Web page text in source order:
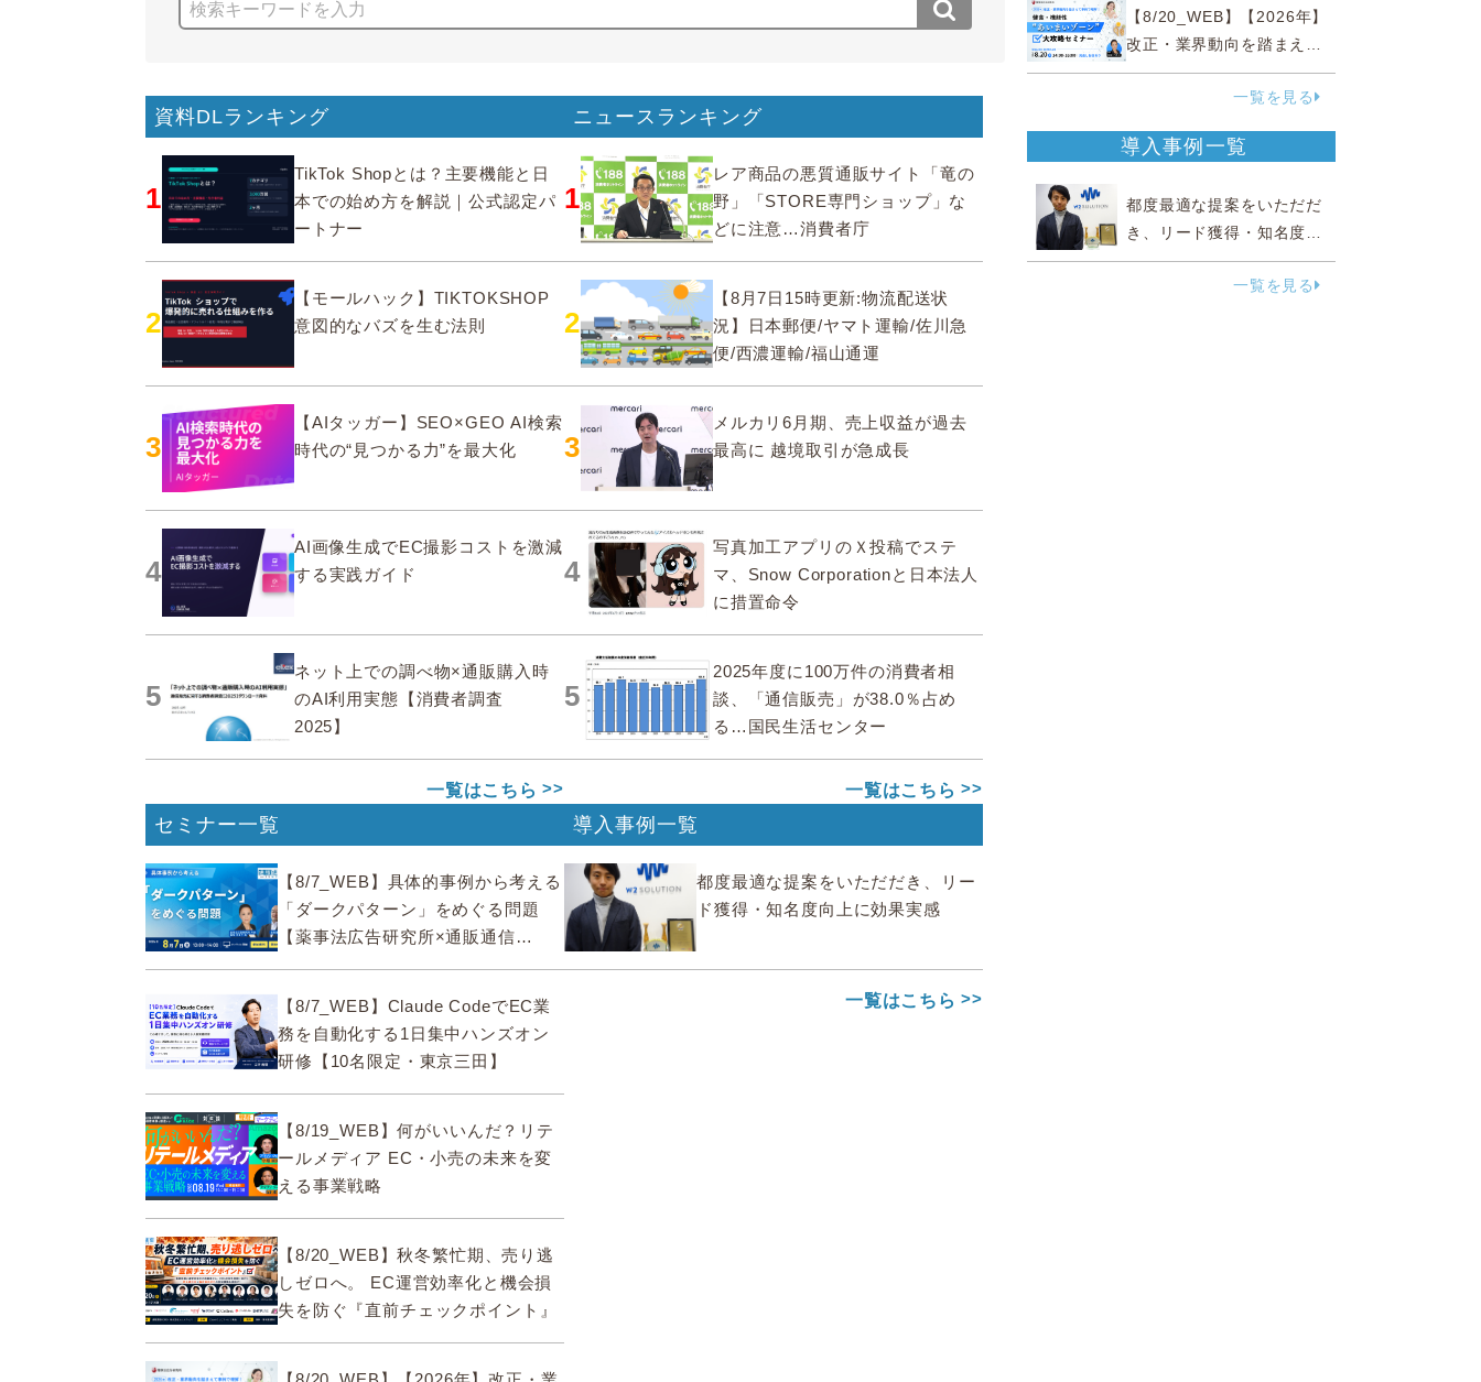
資料DLランキング
1
TikTok Shopとは？主要機能と日
本での始め方を解説｜公式認定パ
ートナー
2
【モールハック】TIKTOKSHOP
意図的なバズを生む法則
3
【AIタッガー】SEO×GEO AI検索
時代の“見つかる力”を最大化
4
AI画像生成でEC撮影コストを激減
する実践ガイド
5
ネット上での調べ物×通販購入時
のAI利用実態【消費者調査
2025】
一覧はこちら
ニュースランキング
1
レア商品の悪質通販サイト「竜の
野」「STORE専門ショップ」な
どに注意…消費者庁
2
【8月7日15時更新:物流配送状
況】日本郵便/ヤマト運輸/佐川急
便/西濃運輸/福山通運
3
メルカリ6月期、売上収益が過去
最高に 越境取引が急成長
4
写真加工アプリのＸ投稿でステ
マ、Snow Corporationと日本法人
に措置命令
5
2025年度に100万件の消費者相
談、「通信販売」が38.0％占め
る…国民生活センター
一覧はこちら
セミナー一覧
【8/7_WEB】具体的事例から考える
「ダークパターン」をめぐる問題
【薬事法広告研究所×通販通信
【8/7_WEB】Claude CodeでEC業
務を自動化する1日集中ハンズオン
研修【10名限定・東京三田】
【8/19_WEB】何がいいんだ？リテ
ールメディア EC・小売の未来を変
える事業戦略
【8/20_WEB】秋冬繁忙期、売り逃
しゼロへ。 EC運営効率化と機会損
失を防ぐ『直前チェックポイント』
導入事例一覧
都度最適な提案をいただだき、リー
ド獲得・知名度向上に効果実感
一覧はこちら
『直前チェックポイント』
【8/20_WEB】【2026年】
改正・業界動向を踏まえて
事例で理解 健食・機能
性“あいまいゾーン”大攻略セ
一覧を見る
導入事例一覧
都度最適な提案をいただだ
き、リード獲得・知名度向
上に効果実感
一覧を見る